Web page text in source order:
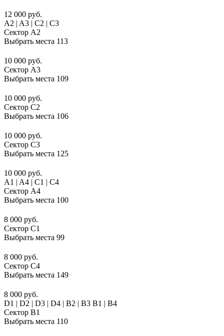
12 000 руб.
A2 | A3 | C2 | C3
Сектор A2
Выбрать места 113
10 000 руб.
Сектор A3
Выбрать места 109
10 000 руб.
Сектор C2
Выбрать места 106
10 000 руб.
Сектор C3
Выбрать места 125
10 000 руб.
A1 | A4 | C1 | C4
Сектор A4
Выбрать места 100
8 000 руб.
Сектор C1
Выбрать места 99
8 000 руб.
Сектор C4
Выбрать места 149
8 000 руб.
D1 | D2 | D3 | D4 | B2 | B3 B1 | В4
Сектор B1
Выбрать места 110